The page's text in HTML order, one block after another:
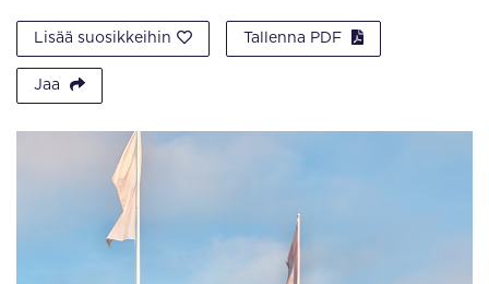
Lisää suosikkeihin Tallenna PDF
Jaa